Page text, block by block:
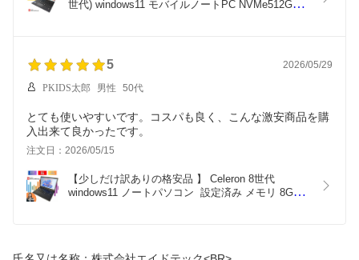
世代) windows11 モバイルノートPC NVMe512GB
5 2026/05/29
PKIDS太郎 男性 50代
とても使いやすいです。コスパも良く、こんな激安商品を購
注文日：2026/05/15
【少しだけ訳ありの格安品 】 Celeron 8世代
windows11 ノートパソコン  設定済み メモリ 8GB